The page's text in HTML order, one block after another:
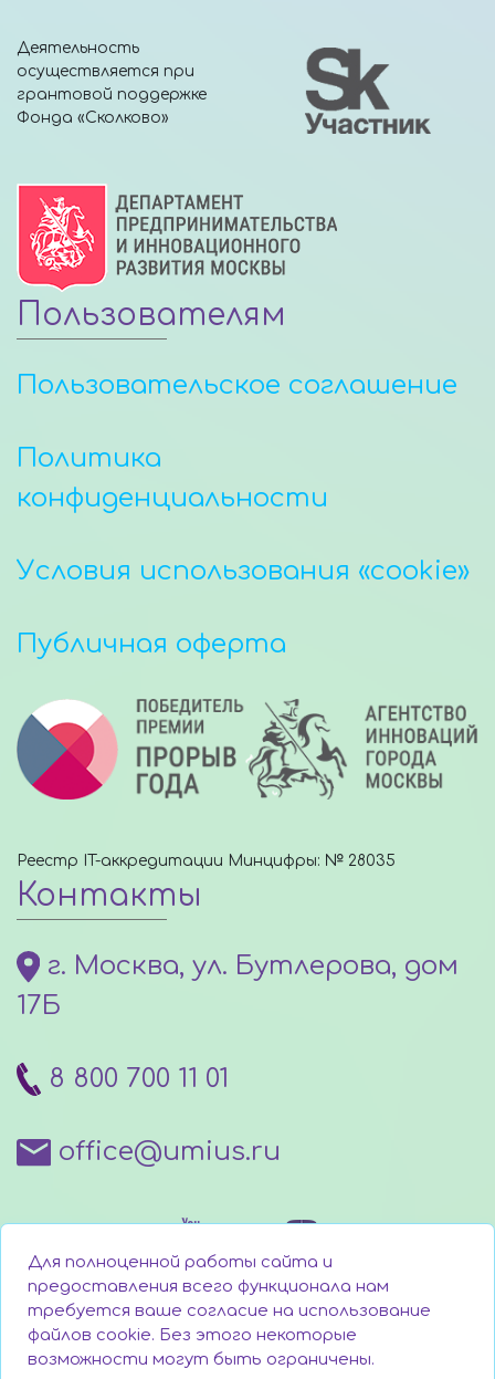
Деятельность
осуществляется при
грантовой поддержке
Фонда «Сколково»
Пользователям
Пользовательское соглашение
Политика
конфиденциальности
Условия использования «cookie»
Публичная оферта
Реестр IT-аккредитации Минцифры: № 28035
Контакты
г. Москва, ул. Бутлерова, дом
17Б
8 800 700 11 01
office@umius.ru
Написать директору
Для полноценной работы сайта и
предоставления всего функционала нам
требуется ваше согласие на использование
файлов cookie. Без этого некоторые
возможности могут быть ограничены.